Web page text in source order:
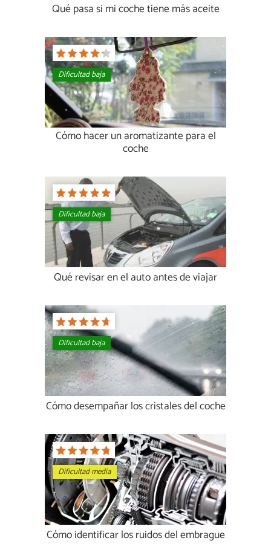
Qué pasa si mi coche tiene más aceite
Dificultad baja
Cómo hacer un aromatizante para el
coche
Dificultad baja
Qué revisar en el auto antes de viajar
Dificultad baja
Cómo desempañar los cristales del coche
Dificultad media
Cómo identificar los ruidos del embrague